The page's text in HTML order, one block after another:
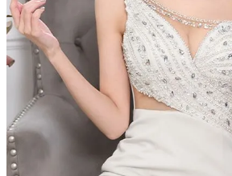
ANGEL R
Veautt
PURESS
バッグ
ランジェリー
コスプレ